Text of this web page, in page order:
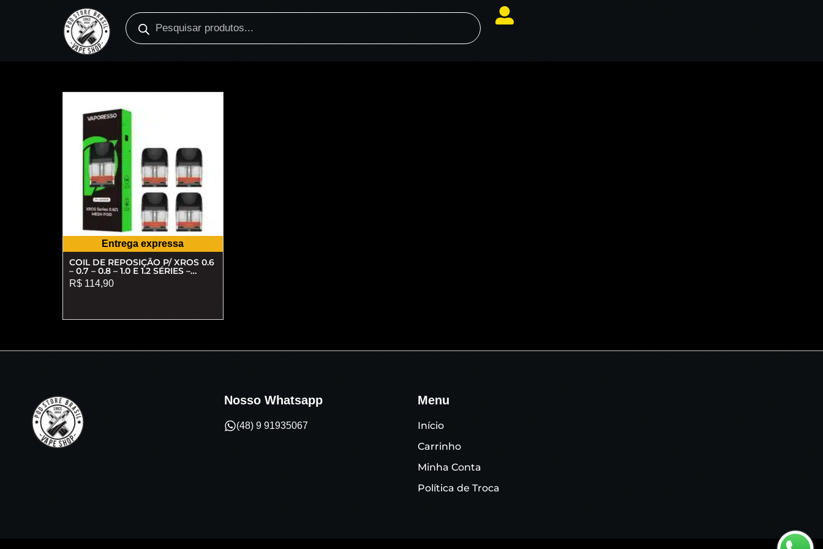
Entrega expressa
COIL DE REPOSIÇÃO P/ XROS 0.6
– 0.7 – 0.8 – 1.0 E 1.2 SÉRIES –
VAPORESSO
R$ 114,90
Nosso Whatsapp
(48) 9 91935067
Menu
Início
Carrinho
Minha Conta
Política de Troca